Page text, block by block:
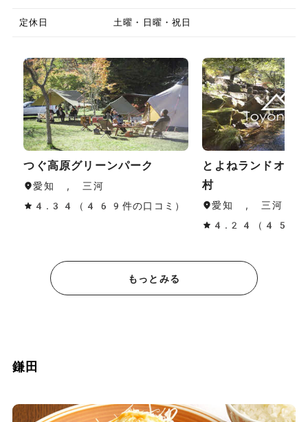
定休日 土曜・日曜・祝日
つぐ高原グリーンパーク
愛知 , 三河
4.34（469件の口コミ）
とよねランドオー
村
愛知 , 三河
4.24（45件の
もっとみる
鎌田